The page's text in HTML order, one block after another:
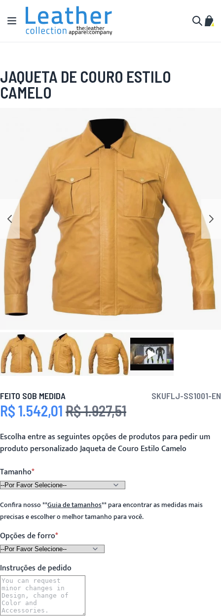
Pular para o conteúdo
Alternar Nav
JAQUETA DE COURO ESTILO
CAMELO
FEITO SOB MEDIDA SKUFLJ-SS1001-EN
Preço Especial
R$ 1.542,01 Preço
R$ 1.927,51
Escolha entre as seguintes opções de produtos para pedir um
produto personalizado Jaqueta de Couro Estilo Camelo
Tamanho
Confira nosso**Guia de tamanhos**para encontrar as medidas mais
precisas e escolher o melhor tamanho para você.
Opções de forro
Instruções de pedido